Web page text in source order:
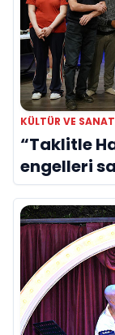
KÜLTÜR VE SANAT
“Taklitle
engelleri